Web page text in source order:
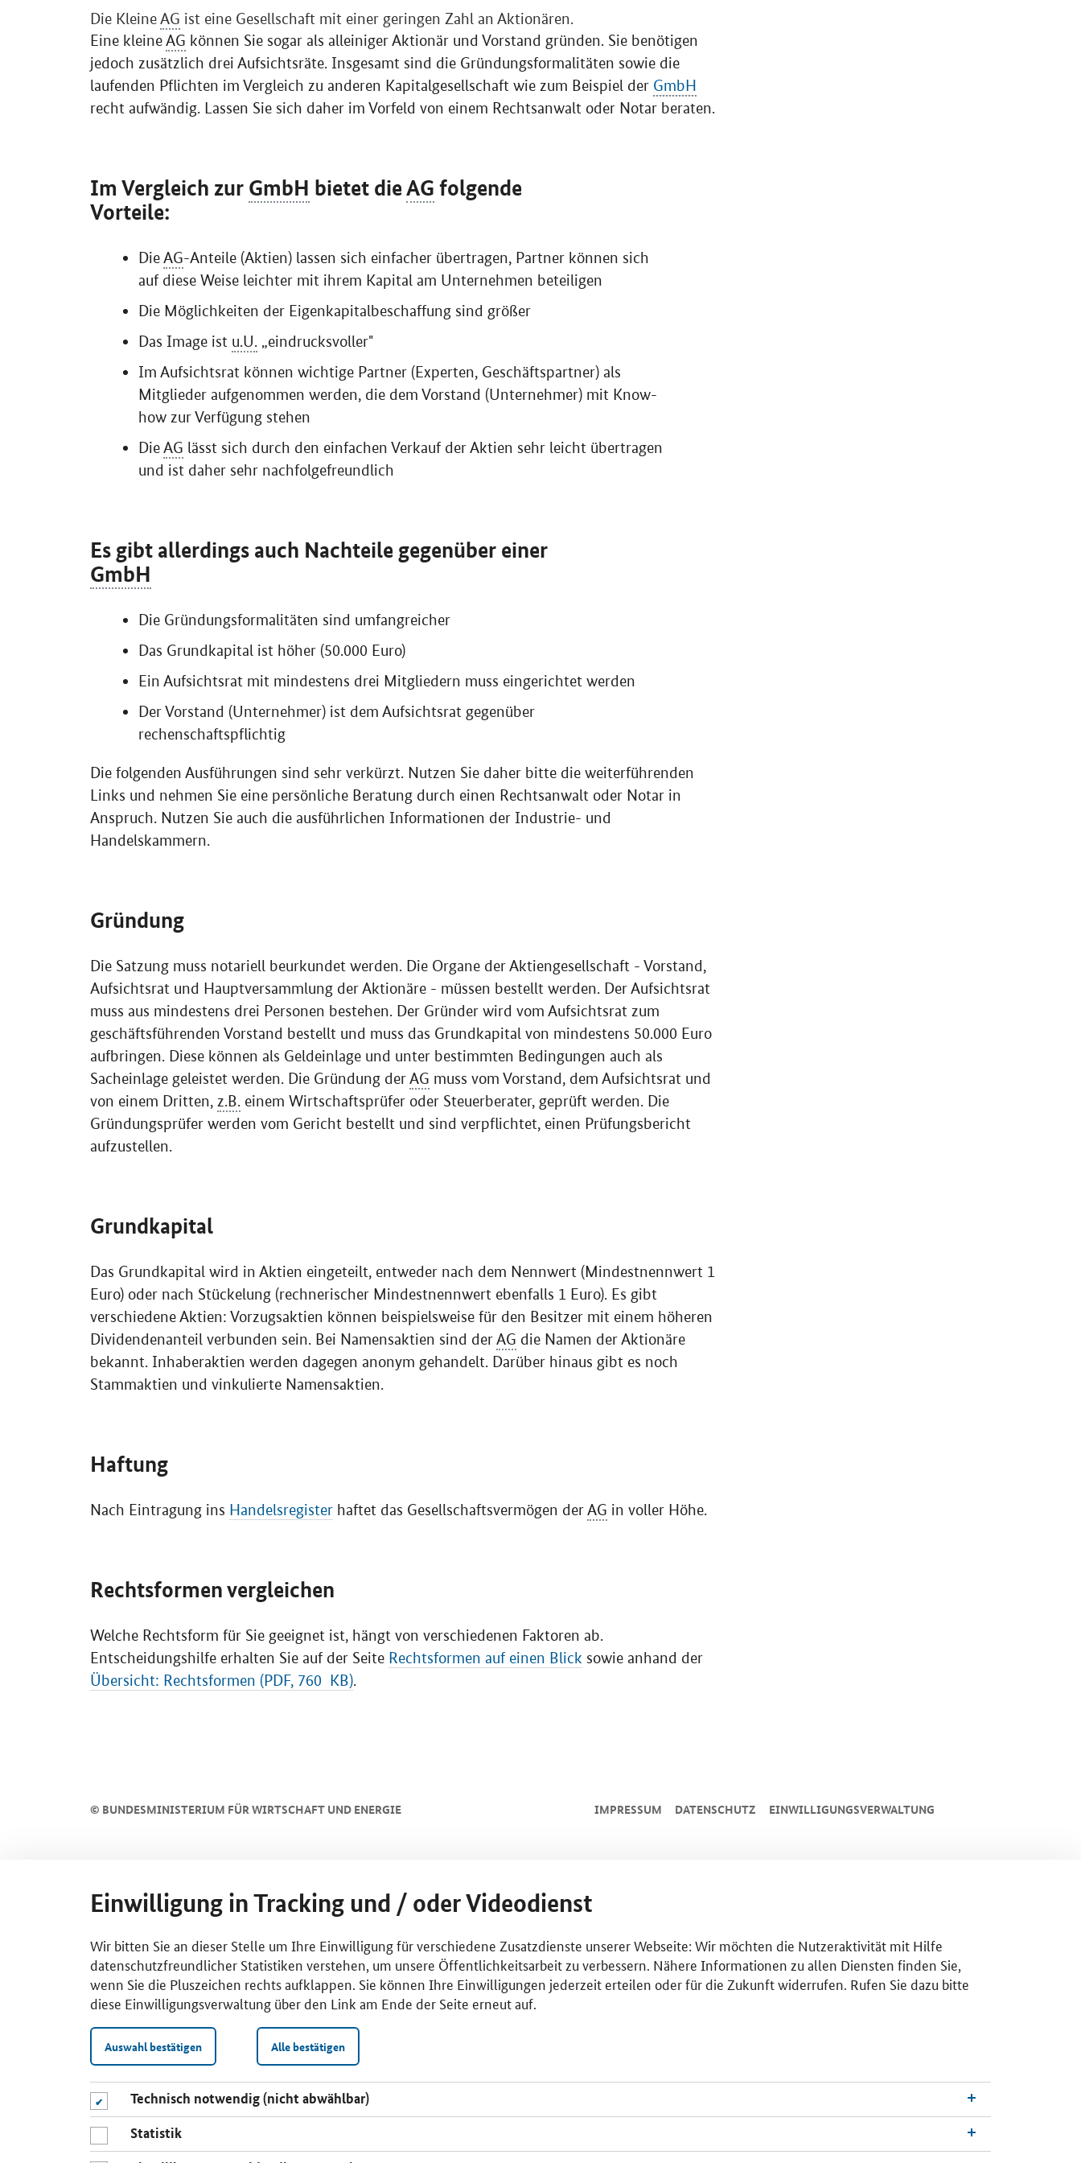
Die KleineAG ist eine Gesellschaft mit einer geringen Zahl an Aktionären.
Eine kleineAG können Sie sogar als alleiniger Aktionär und Vorstand gründen. Sie benötigen
jedoch zusätzlich drei Aufsichtsräte. Insgesamt sind die Gründungsformalitäten sowie die
laufenden Pflichten im Vergleich zu anderen Kapitalgesellschaft wie zum Beispiel der GmbH
recht aufwändig. Lassen Sie sich daher im Vorfeld von einem Rechtsanwalt oder Notar beraten.
Im Vergleich zur GmbH bietet dieAG folgende
Vorteile:
DieAG-Anteile (Aktien) lassen sich einfacher übertragen, Partner können sich
auf diese Weise leichter mit ihrem Kapital am Unternehmen beteiligen
Die Möglichkeiten der Eigenkapitalbeschaffung sind größer
Das Image ist u.U. „eindrucksvoller"
Im Aufsichtsrat können wichtige Partner (Experten, Geschäftspartner) als
Mitglieder aufgenommen werden, die dem Vorstand (Unternehmer) mit Know-
how zur Verfügung stehen
DieAG lässt sich durch den einfachen Verkauf der Aktien sehr leicht übertragen
und ist daher sehr nachfolgefreundlich
Es gibt allerdings auch Nachteile gegenüber einer
GmbH
Die Gründungsformalitäten sind umfangreicher
Das Grundkapital ist höher (50.000 Euro)
Ein Aufsichtsrat mit mindestens drei Mitgliedern muss eingerichtet werden
Der Vorstand (Unternehmer) ist dem Aufsichtsrat gegenüber
rechenschaftspflichtig
Die folgenden Ausführungen sind sehr verkürzt. Nutzen Sie daher bitte die weiterführenden
Links und nehmen Sie eine persönliche Beratung durch einen Rechtsanwalt oder Notar in
Anspruch. Nutzen Sie auch die ausführlichen Informationen der Industrie- und
Handelskammern.
Gründung
Die Satzung muss notariell beurkundet werden. Die Organe der Aktiengesellschaft - Vorstand,
Aufsichtsrat und Hauptversammlung der Aktionäre - müssen bestellt werden. Der Aufsichtsrat
muss aus mindestens drei Personen bestehen. Der Gründer wird vom Aufsichtsrat zum
geschäftsführenden Vorstand bestellt und muss das Grundkapital von mindestens 50.000 Euro
aufbringen. Diese können als Geldeinlage und unter bestimmten Bedingungen auch als
Sacheinlage geleistet werden. Die Gründung derAG muss vom Vorstand, dem Aufsichtsrat und
von einem Dritten, z.B. einem Wirtschaftsprüfer oder Steuerberater, geprüft werden. Die
Gründungsprüfer werden vom Gericht bestellt und sind verpflichtet, einen Prüfungsbericht
aufzustellen.
Grundkapital
Das Grundkapital wird in Aktien eingeteilt, entweder nach dem Nennwert (Mindestnennwert 1
Euro) oder nach Stückelung (rechnerischer Mindestnennwert ebenfalls 1 Euro). Es gibt
verschiedene Aktien: Vorzugsaktien können beispielsweise für den Besitzer mit einem höheren
Dividendenanteil verbunden sein. Bei Namensaktien sind derAG die Namen der Aktionäre
bekannt. Inhaberaktien werden dagegen anonym gehandelt. Darüber hinaus gibt es noch
Stammaktien und vinkulierte Namensaktien.
Haftung
Nach Eintragung ins Handelsregister haftet das Gesellschaftsvermögen derAG in voller Höhe.
Rechtsformen vergleichen
Welche Rechtsform für Sie geeignet ist, hängt von verschiedenen Faktoren ab.
Entscheidungshilfe erhalten Sie auf der Seite Rechtsformen auf einen Blick sowie anhand der
Übersicht: Rechtsformen (PDF, 760 KB).
© BUNDESMINISTERIUM FÜR WIRTSCHAFT UND ENERGIE IMPRESSUM DATENSCHUTZ EINWILLIGUNGSVERWALTUNG
Einwilligung in Tracking und / oder Videodienst
Wir bitten Sie an dieser Stelle um Ihre Einwilligung für verschiedene Zusatzdienste unserer Webseite: Wir möchten die Nutzeraktivität mit Hilfe
datenschutzfreundlicher Statistiken verstehen, um unsere Öffentlichkeitsarbeit zu verbessern. Nähere Informationen zu allen Diensten finden Sie,
wenn Sie die Pluszeichen rechts aufklappen. Sie können Ihre Einwilligungen jederzeit erteilen oder für die Zukunft widerrufen. Rufen Sie dazu bitte
diese Einwilligungsverwaltung über den Link am Ende der Seite erneut auf.
Auswahl bestätigen Alle bestätigen
Technisch notwendig (nicht abwählbar)
Statistik